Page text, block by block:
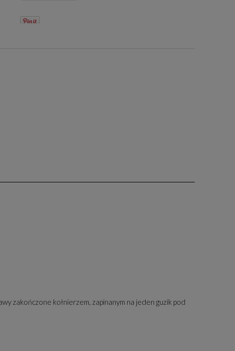
zakończone kołnierzem, zapinanym na jeden guzik pod